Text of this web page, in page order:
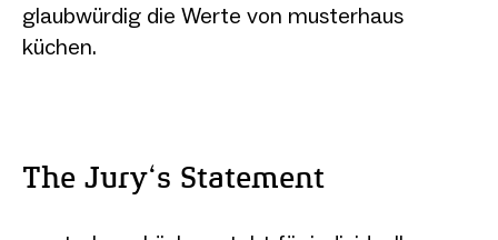
glaubwürdig die Werte von musterhaus
küchen.
The Jury‘s Statement